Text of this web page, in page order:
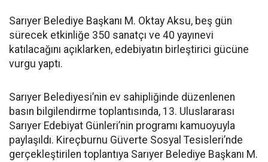
Sarıyer Belediye Başkanı M. Oktay Aksu, beş gün
sürecek etkinliğe 350 sanatçı ve 40 yayınevi
katılacağını açıklarken, edebiyatın birleştirici gücüne
vurgu yaptı.
Sarıyer Belediyesi’nin ev sahipliğinde düzenlenen
basın bilgilendirme toplantısında, 13. Uluslararası
Sarıyer Edebiyat Günleri’nin programı kamuoyuyla
paylaşıldı. Kireçburnu Güverte Sosyal Tesisleri’nde
gerçekleştirilen toplantıya Sarıyer Belediye Başkanı M.